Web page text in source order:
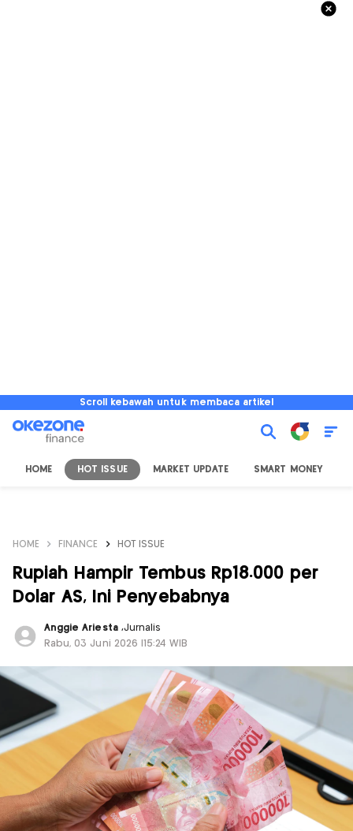
Scroll kebawah untuk membaca artikel
HOME HOT ISSUE MARKET UPDATE SMART MONEY
HOME FINANCE HOT ISSUE
Rupiah Hampir Tembus Rp18.000 per
Dolar AS, Ini Penyebabnya
Anggie Ariesta ,Jurnalis
Rabu, 03 Juni 2026 |15:24 WIB